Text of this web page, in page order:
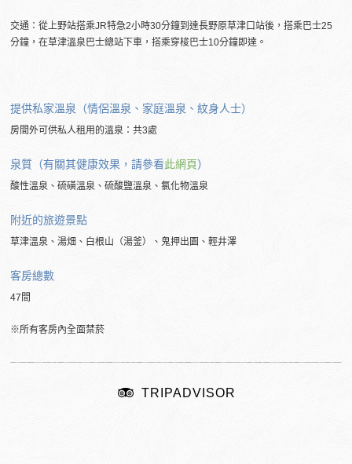
交通：從上野站搭乘JR特急2小時30分鐘到達長野原草津口站後，搭乘巴士25
分鐘，在草津溫泉巴士總站下車，搭乘穿梭巴士10分鐘即達。
提供私家溫泉（情侶溫泉、家庭溫泉、紋身人士）
房間外可供私人租用的溫泉：共3處
泉質（有關其健康效果，請參看此網頁）
酸性溫泉、硫磺溫泉、硫酸鹽溫泉、氯化物溫泉
附近的旅遊景點
草津溫泉、湯畑、白根山（湯釜）、鬼押出園、輕井澤
客房總數
47間
※所有客房內全面禁菸
TRIPADVISOR